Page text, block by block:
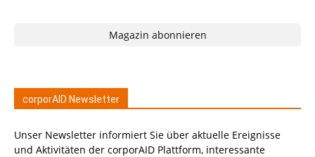
Magazin abonnieren
corporAID Newsletter
Unser Newsletter informiert Sie über aktuelle Ereignisse
und Aktivitäten der corporAID Plattform, interessante